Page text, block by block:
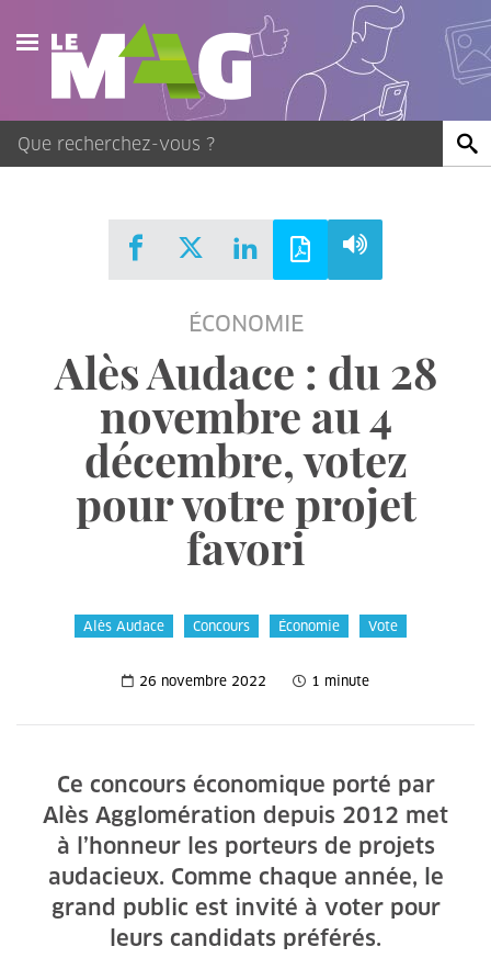
Actualités
Agenda
Publications
ÉCONOMIE
Alès Audace : du 28
novembre au 4
décembre, votez
pour votre projet
favori
Alès Audace Concours Économie Vote
26 novembre 2022 1 minute
Ce concours économique porté par
Alès Agglomération depuis 2012 met
à l’honneur les porteurs de projets
audacieux. Comme chaque année, le
grand public est invité à voter pour
leurs candidats préférés.